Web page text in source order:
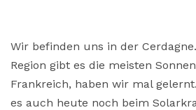
Wir befinden uns in der
Region gibt es die meisten
Frankreich, haben wir mal
es auch heute noch beim